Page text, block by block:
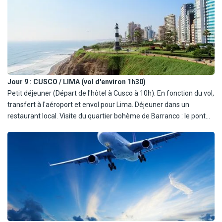
d'Urubamba, véritable cœur de la vie locale, avec dégustation de
fruits de saison. Déjeuner dans un restaurant local avec animation
musicale. Visite du village inca d'Ollantaytambo, puis transfert à la
gare et départ en train Expedition vers Aguas Calientes.
Installation à l'hôtel, dîner et nuit à l'hôtel.
À noter : Pendant la saison des pluies entre novembre et avril, la
visite des Salines de Maras peut être remplacée par la découverte
du village de Moray.
De plus, prévoir un bagage de 8 à 11 kg maximum pour le train
avec spectacle dans un restaurant local (transfert à pied). Nuit à
Jour 9 : CUSCO / LIMA (vol d'environ 1h30)
Petit déjeuner (Départ de l'hôtel à Cusco à 10h). En fonction du vol,
transfert à l'aéroport et envol pour Lima. Déjeuner dans un
restaurant local. Visite du quartier bohème de Barranco : le pont
Municipal avec une belle église coloniale. Transfert à l'aéroport.
Assistance aux formalités d'embarquement envol pour la France.